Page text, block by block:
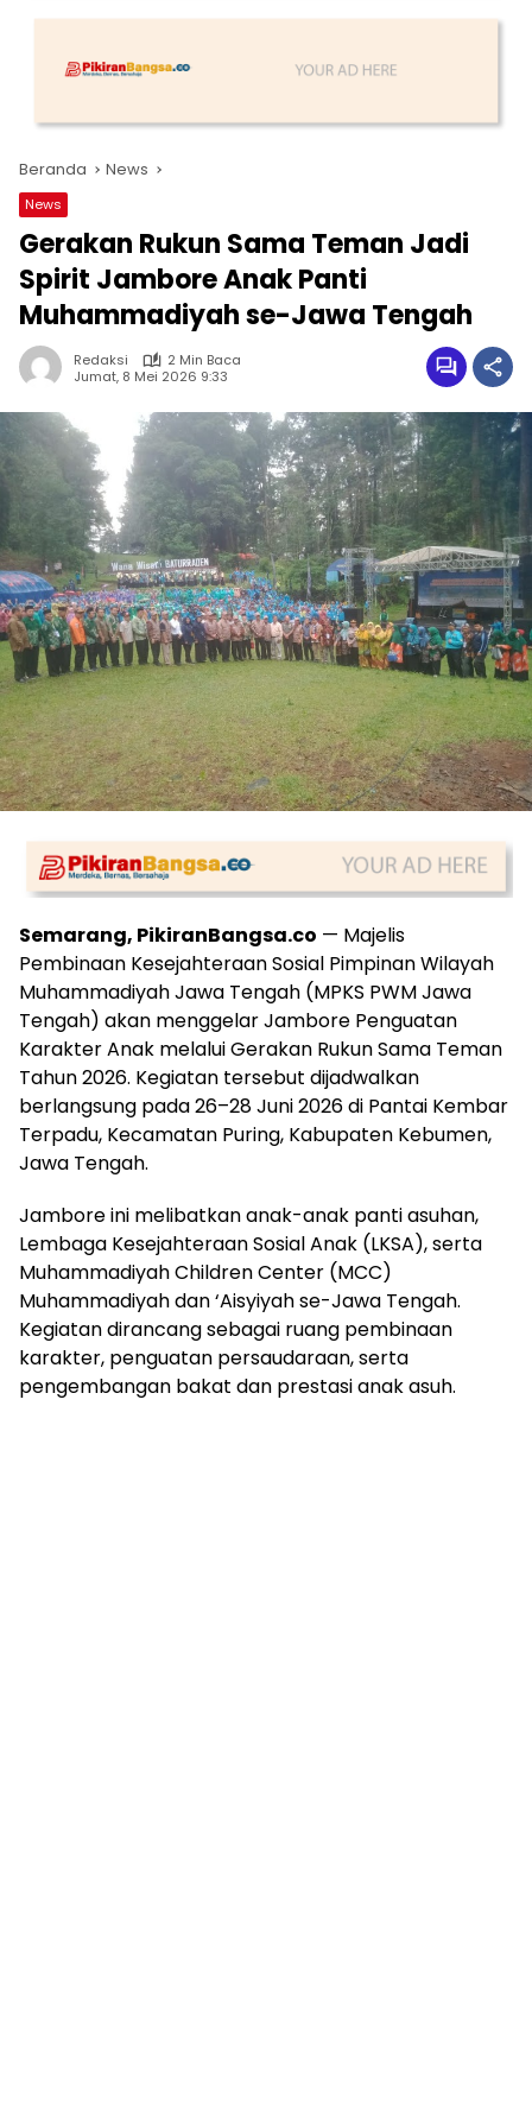
Beranda News
News
Gerakan Rukun Sama Teman Jadi
Spirit Jambore Anak Panti
Muhammadiyah se-Jawa Tengah
Redaksi
2 Min Baca
Jumat, 8 Mei 2026 9:33
Semarang, PikiranBangsa.co — Majelis
Pembinaan Kesejahteraan Sosial Pimpinan Wilayah
Muhammadiyah Jawa Tengah (MPKS PWM Jawa
Tengah) akan menggelar Jambore Penguatan
Karakter Anak melalui Gerakan Rukun Sama Teman
Tahun 2026. Kegiatan tersebut dijadwalkan
berlangsung pada 26–28 Juni 2026 di Pantai Kembar
Terpadu, Kecamatan Puring, Kabupaten Kebumen,
Jawa Tengah.
Jambore ini melibatkan anak-anak panti asuhan,
Lembaga Kesejahteraan Sosial Anak (LKSA), serta
Muhammadiyah Children Center (MCC)
Muhammadiyah dan ‘Aisyiyah se-Jawa Tengah.
Kegiatan dirancang sebagai ruang pembinaan
karakter, penguatan persaudaraan, serta
pengembangan bakat dan prestasi anak asuh.